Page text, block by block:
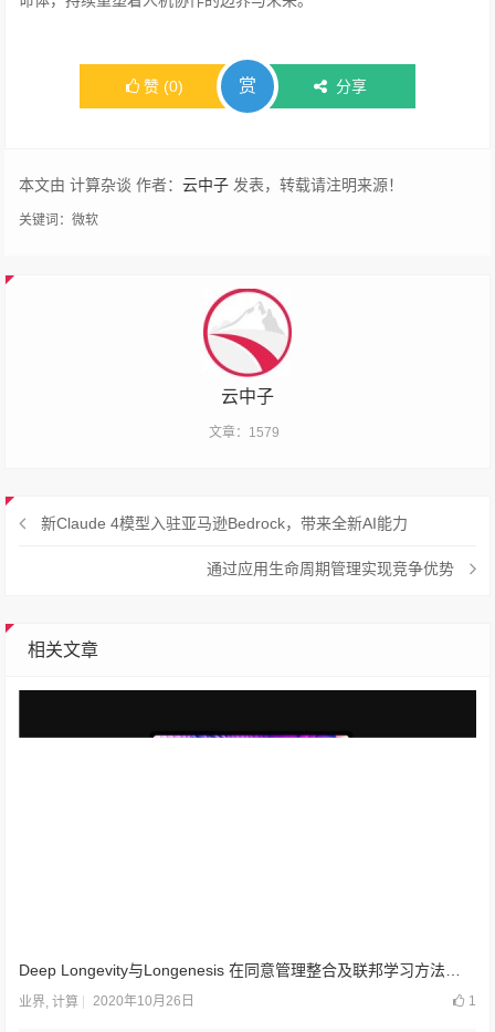
赞 (0) 赏 分享
本文由 计算杂谈 作者：云中子 发表，转载请注明来源！
关键词：微软
云中子
文章：1579
新Claude 4模型入驻亚马逊Bedrock，带来全新AI能力
通过应用生命周期管理实现竞争优势
相关文章
业界,计算 2020年10月26日 1